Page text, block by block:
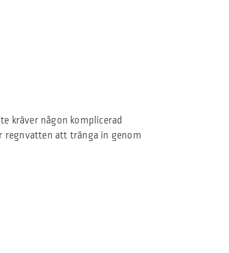
kräver någon komplicerad
regnvatten att tränga in genom